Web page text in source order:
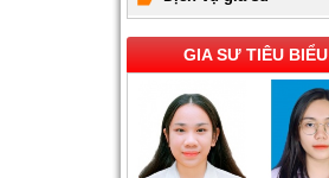
GIA SƯ TIÊU BIỂU